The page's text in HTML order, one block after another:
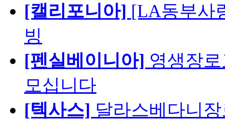
[캘리포니아] [LA동부사
빙
[펜실베이니아] 영생장
모십니다
[텍사스] 달라스베다니